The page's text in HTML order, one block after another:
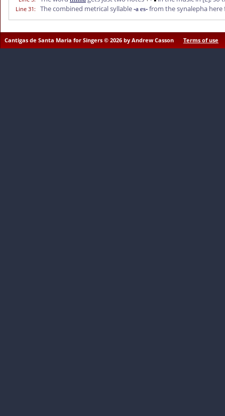
Line 31: The combined metrical syllable -a es- from the synalepha
Cantigas de Santa Maria for Singers © 2026 by Andrew Casson Terms of use